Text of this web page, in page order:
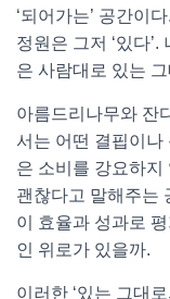
‘되어가는’ 공간이
정원은 그저 ‘있다
은 사람대로 있는
아름드리나무와 잔
서는 어떤 결핍이나
은 소비를 강요하지
괜찮다고 말해주는
이 효율과 성과로
인 위로가 있을까.
이러한 ‘있는 그대